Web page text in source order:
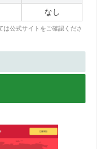
なし
は公式サイトをご確認くださ